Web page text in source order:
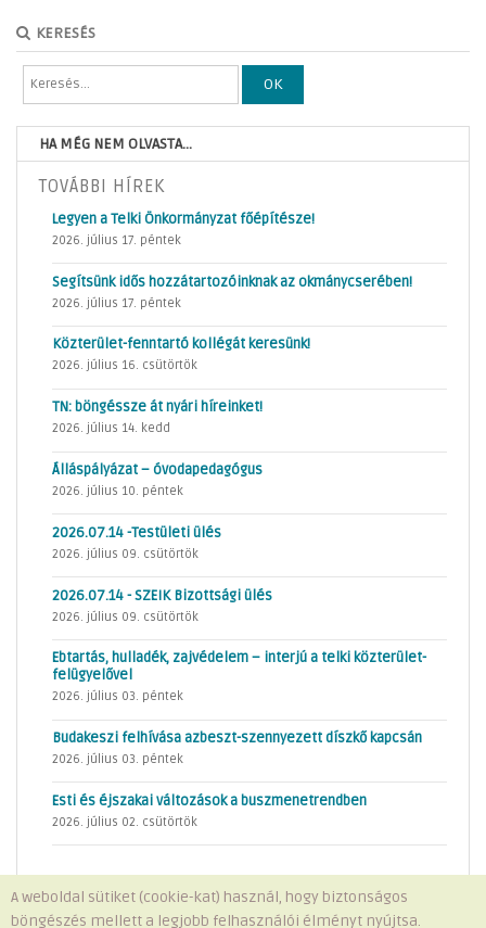
KERESÉS
OK
HA MÉG NEM OLVASTA...
TOVÁBBI HÍREK
Legyen a Telki Önkormányzat főépítésze!
2026. július 17. péntek
Segítsünk idős hozzátartozóinknak az okmánycserében!
2026. július 17. péntek
Közterület-fenntartó kollégát keresünk!
2026. július 16. csütörtök
TN: böngéssze át nyári híreinket!
2026. július 14. kedd
Álláspályázat – óvodapedagógus
2026. július 10. péntek
2026.07.14 -Testületi ülés
2026. július 09. csütörtök
2026.07.14 - SZEIK Bizottsági ülés
2026. július 09. csütörtök
Ebtartás, hulladék, zajvédelem – interjú a telki közterület-
felügyelővel
2026. július 03. péntek
Budakeszi felhívása azbeszt-szennyezett díszkő kapcsán
2026. július 03. péntek
Esti és éjszakai változások a buszmenetrendben
2026. július 02. csütörtök
A weboldal sütiket (cookie-kat) használ, hogy biztonságos
böngészés mellett a legjobb felhasználói élményt nyújtsa.